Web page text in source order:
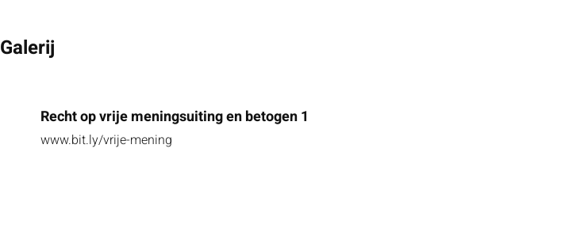
Recht op vrije meningsuiting en betogen 1
www.bit.ly/vrije-mening
Galerij